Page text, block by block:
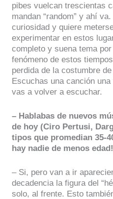
pibes vuelcan trescientas
mandan “random” y ahí
curiosidad y quiere
experimentar en estos
completo y suena tema
fenómeno de estos
perdida de la costumbre
Escuchas una canción
vas a volver a escuchar.
– Hablabas de nuevos
de hoy (Ciro Pertusi,
tipos que promedian 35-
hay nadie de menos edad!
– Si, pero van a ir
decadencia la figura del
solo, al frente. Esto